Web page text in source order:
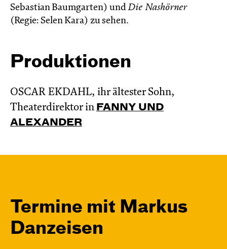
Sebastian Baumgarten) undDie Nashörner
(Regie: Selen Kara) zu sehen.
Produktionen
OSCAR EKDAHL, ihr ältester Sohn,
Theaterdirektor in FANNY UND
ALEXANDER
Termine mit Markus
Danzeisen